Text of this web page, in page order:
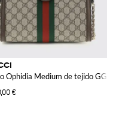
Ophidia Medium de tejido GG
€